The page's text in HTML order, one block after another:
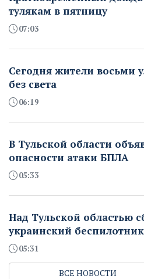
тулякам в пятницу
07:03
Сегодня жители восьми
без света
06:19
В Тульской области
опасности атаки БПЛА
05:33
Над Тульской областью
украинский беспилотник
05:31
ВСЕ НОВОСТИ